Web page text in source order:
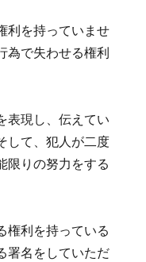
利を持っていませ
為で失わせる権利
表現し、伝えてい
して、犯人が二度
限りの努力をする
権利を持っている
署名をしていただ